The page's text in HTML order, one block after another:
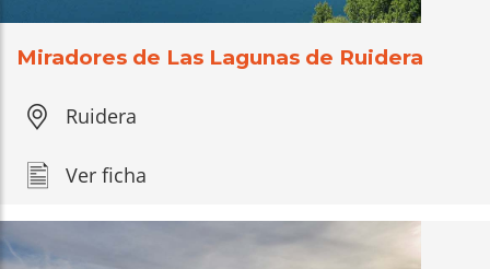
Miradores de Las Lagunas de Ruidera
Ruidera
Ver ficha